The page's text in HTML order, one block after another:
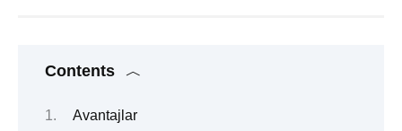
Contents
Avantajlar